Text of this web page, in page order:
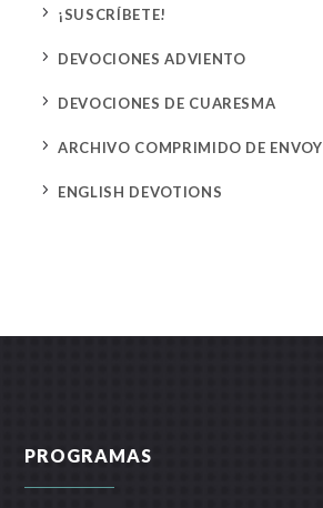
5 ¡SUSCRÍBETE!
5 DEVOCIONES ADVIENTO
5 DEVOCIONES DE CUARESMA
5 ARCHIVO COMPRIMIDO DE ENVOY
5 ENGLISH DEVOTIONS
PROGRAMAS